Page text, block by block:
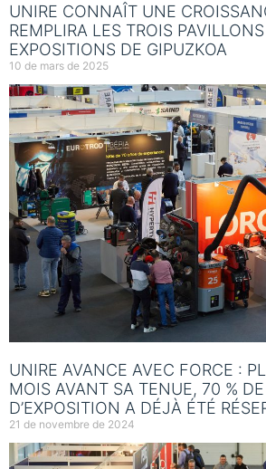
UNIRE CONNAÎT UNE
REMPLIRA LES TROIS
EXPOSITIONS DE GIPUZKOA
10 de mars de 2025
UNIRE AVANCE AVEC FORCE :
MOIS AVANT SA TENUE, 70 % DE
D’EXPOSITION A DÉJÀ ÉTÉ
21 de novembre de 2024